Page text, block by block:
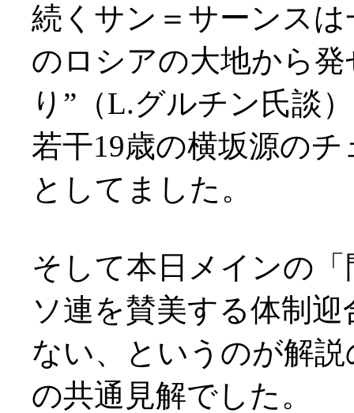
続くサン＝サーンス
のロシアの大地から
り”（L.グルチン氏談
若干19歳の横坂源の
としてました。
そして本日メインの
ソ連を賛美する体制
ない、というのが解
の共通見解でした。